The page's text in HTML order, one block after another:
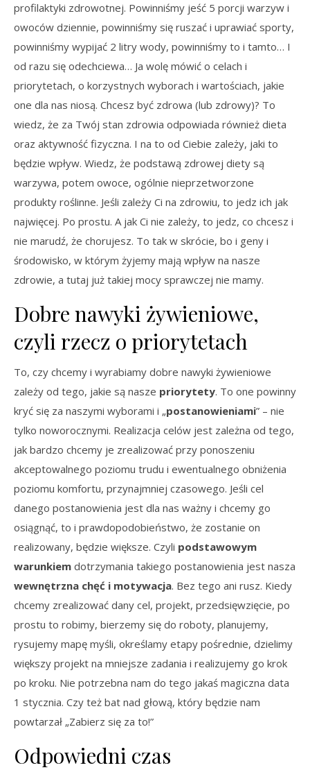
profilaktyki zdrowotnej. Powinniśmy jeść 5 porcji warzyw i
owoców dziennie, powinniśmy się ruszać i uprawiać sporty,
powinniśmy wypijać 2 litry wody, powinniśmy to i tamto… I
od razu się odechciewa… Ja wolę mówić o celach i
priorytetach, o korzystnych wyborach i wartościach, jakie
one dla nas niosą. Chcesz być zdrowa (lub zdrowy)? To
wiedz, że za Twój stan zdrowia odpowiada również dieta
oraz aktywność fizyczna. I na to od Ciebie zależy, jaki to
będzie wpływ. Wiedz, że podstawą zdrowej diety są
warzywa, potem owoce, ogólnie nieprzetworzone
produkty roślinne. Jeśli zależy Ci na zdrowiu, to jedz ich jak
najwięcej. Po prostu. A jak Ci nie zależy, to jedz, co chcesz i
nie marudź, że chorujesz. To tak w skrócie, bo i geny i
środowisko, w którym żyjemy mają wpływ na nasze
zdrowie, a tutaj już takiej mocy sprawczej nie mamy.
Dobre nawyki żywieniowe,
czyli rzecz o priorytetach
To, czy chcemy i wyrabiamy dobre nawyki żywieniowe
zależy od tego, jakie są nasze priorytety. To one powinny
kryć się za naszymi wyborami i „postanowieniami” – nie
tylko noworocznymi. Realizacja celów jest zależna od tego,
jak bardzo chcemy je zrealizować przy ponoszeniu
akceptowalnego poziomu trudu i ewentualnego obniżenia
poziomu komfortu, przynajmniej czasowego. Jeśli cel
danego postanowienia jest dla nas ważny i chcemy go
osiągnąć, to i prawdopodobieństwo, że zostanie on
realizowany, będzie większe. Czyli podstawowym
warunkiem dotrzymania takiego postanowienia jest nasza
wewnętrzna chęć i motywacja. Bez tego ani rusz. Kiedy
chcemy zrealizować dany cel, projekt, przedsięwzięcie, po
prostu to robimy, bierzemy się do roboty, planujemy,
rysujemy mapę myśli, określamy etapy pośrednie, dzielimy
większy projekt na mniejsze zadania i realizujemy go krok
po kroku. Nie potrzebna nam do tego jakaś magiczna data
1 stycznia. Czy też bat nad głową, który będzie nam
powtarzał „Zabierz się za to!”
Odpowiedni czas